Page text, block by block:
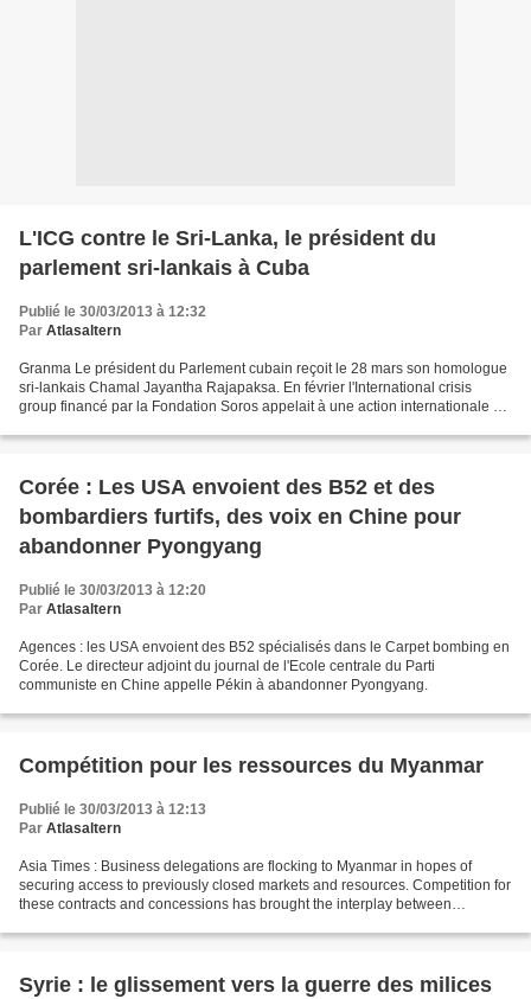
L'ICG contre le Sri-Lanka, le président du
parlement sri-lankais à Cuba
Publié le 30/03/2013 à 12:32
Par Atlasaltern
Granma Le président du Parlement cubain reçoit le 28 mars son homologue
sri-lankais Chamal Jayantha Rajapaksa. En février l'International crisis
group financé par la Fondation Soros appelait à une action internationale au
Corée : Les USA envoient des B52 et des
bombardiers furtifs, des voix en Chine pour
abandonner Pyongyang
Publié le 30/03/2013 à 12:20
Par Atlasaltern
Agences : les USA envoient des B52 spécialisés dans le Carpet bombing en
Corée. Le directeur adjoint du journal de l'Ecole centrale du Parti
communiste en Chine appelle Pékin à abandonner Pyongyang.
Compétition pour les ressources du Myanmar
Publié le 30/03/2013 à 12:13
Par Atlasaltern
Asia Times : Business delegations are flocking to Myanmar in hopes of
securing access to previously closed markets and resources. Competition for
these contracts and concessions has brought the interplay between
Syrie : le glissement vers la guerre des milices